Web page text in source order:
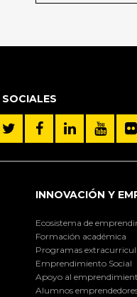
SOCIALES
INNOVACIÓN Y
Ecosistema de
Formación académica
Programas
Emprendimiento Social
Apoyo al
Alumnos